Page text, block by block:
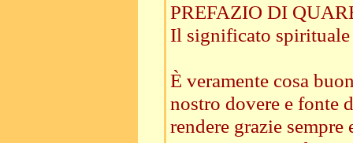
PREFAZIO DI
Il significato spirituale
È veramente cosa
nostro dovere e fonte
rendere grazie